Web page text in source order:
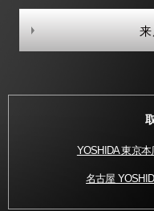
YOSHIDA 東京本
名古屋